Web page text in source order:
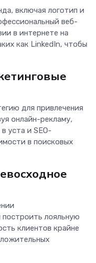
включая логотип и
веб-
в интернете на
как LinkedIn, чтобы
для привлечения
онлайн-рекламу,
уста и SEO-
в поисковых
построить лояльную
клиентов крайне